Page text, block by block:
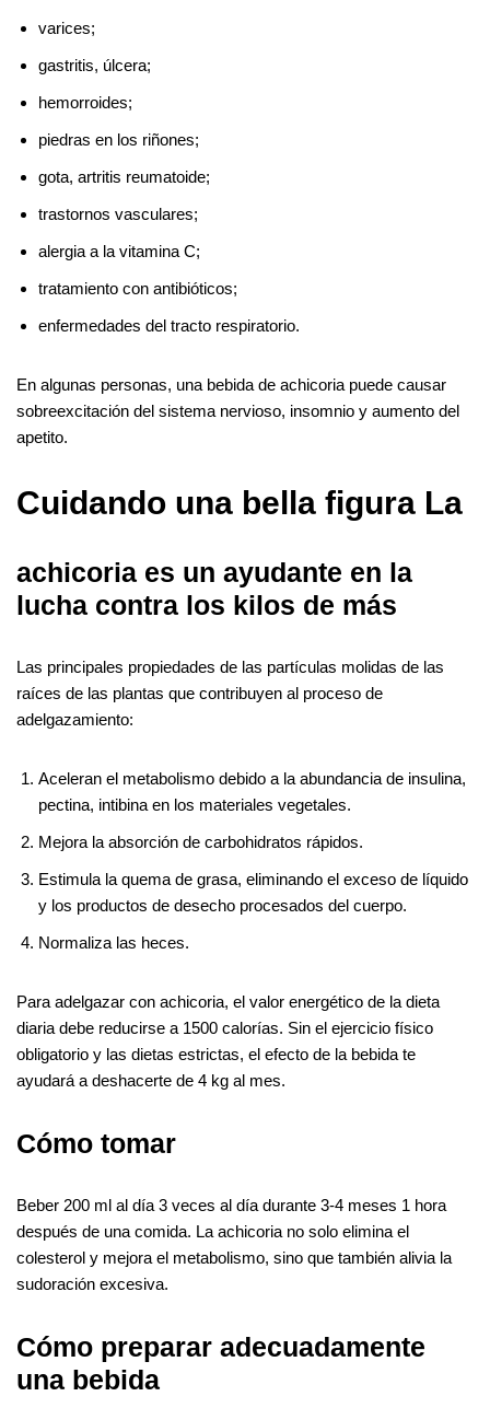
varices;
gastritis, úlcera;
hemorroides;
piedras en los riñones;
gota, artritis reumatoide;
trastornos vasculares;
alergia a la vitamina C;
tratamiento con antibióticos;
enfermedades del tracto respiratorio.
En algunas personas, una bebida de achicoria puede causar
sobreexcitación del sistema nervioso, insomnio y aumento del
apetito.
Cuidando una bella figura La
achicoria es un ayudante en la
lucha contra los kilos de más
Las principales propiedades de las partículas molidas de las
raíces de las plantas que contribuyen al proceso de
adelgazamiento:
Aceleran el metabolismo debido a la abundancia de insulina,
pectina, intibina en los materiales vegetales.
Mejora la absorción de carbohidratos rápidos.
Estimula la quema de grasa, eliminando el exceso de líquido
y los productos de desecho procesados ​​del cuerpo.
Normaliza las heces.
Para adelgazar con achicoria, el valor energético de la dieta
diaria debe reducirse a 1500 calorías. Sin el ejercicio físico
obligatorio y las dietas estrictas, el efecto de la bebida te
ayudará a deshacerte de 4 kg al mes.
Cómo tomar
Beber 200 ml al día 3 veces al día durante 3-4 meses 1 hora
después de una comida. La achicoria no solo elimina el
colesterol y mejora el metabolismo, sino que también alivia la
sudoración excesiva.
Cómo preparar adecuadamente
una bebida